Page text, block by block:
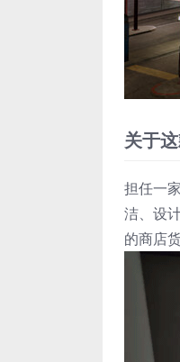
关于
担任一
洁、设
的商店